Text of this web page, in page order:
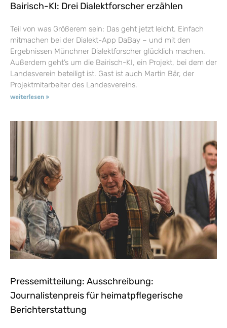
Bairisch-KI: Drei Dialektforscher erzählen
Teil von was Größerem sein: Das geht jetzt leicht. Einfach
mitmachen bei der Dialekt-App DaBay – und mit den
Ergebnissen Münchner Dialektforscher glücklich machen.
Außerdem geht’s um die Bairisch-KI, ein Projekt, bei dem der
Landesverein beteiligt ist. Gast ist auch Martin Bär, der
Projektmitarbeiter des Landesvereins.
weiterlesen »
Pressemitteilung: Ausschreibung:
Journalistenpreis für heimatpflegerische
Berichterstattung